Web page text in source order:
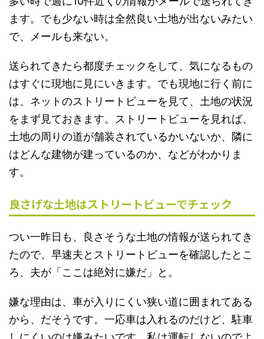
ます。でも少ない時は全然良い土地が出ないみたい
で、メールも来ない。
送られてきたら都度チェックをして、 気になるもの
はすぐに現地に見にいきます。でも現地に行く前に
は、 ネットのストリートビューを見て、土地の状況
をまず見ておきます。ストリートビューを見れば、
土地の周りの道が舗装されているかいないか、隣に
はどんな建物が建っているのか、などがわかりま
す。
良さげな土地はストリートビューでチェック
つい一昨日も、良さそうな土地の情報が送られてき
たので、早速夫とストリートビューを確認したとこ
ろ、夫が 「ここは絶対に嫌だ」 と。
嫌な理由は、車が入りにくい狭い道に囲まれてある
から、だそうです。一応車は入れるのだけど、駐車